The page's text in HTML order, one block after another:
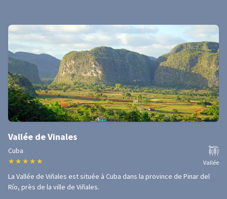
Vallée de Vinales
Cuba
★ ★ ★ ★ ★ Vallée
La Vallée de Viñales est située à Cuba dans la province de Pinar del
Río, près de la ville de Viñales.